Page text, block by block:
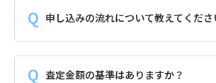
申し込みの流れについて教えてくださ
査定金額の基準はありますか？